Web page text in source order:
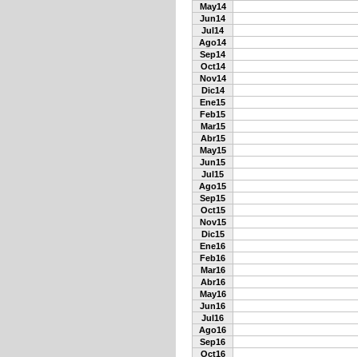
May14
Jun14
Jul14
Ago14
Sep14
Oct14
Nov14
Dic14
Ene15
Feb15
Mar15
Abr15
May15
Jun15
Jul15
Ago15
Sep15
Oct15
Nov15
Dic15
Ene16
Feb16
Mar16
Abr16
May16
Jun16
Jul16
Ago16
Sep16
Oct16